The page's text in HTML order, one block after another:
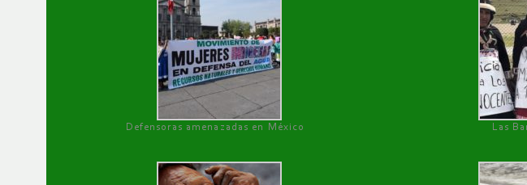
Defensoras amenazadas en México Las